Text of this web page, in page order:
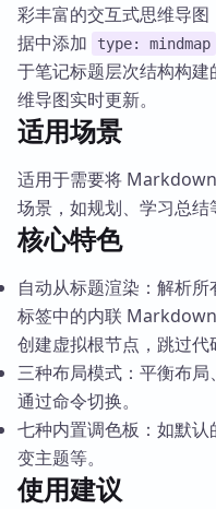
彩丰富的交互式思维导
据中添加
type: mindmap
于笔记标题层次结构构
维导图实时更新。
适用场景
适用于需要将
场景，如规划、学习总结
核心特色
自动从标题渲染：解析
标签中的内联
创建虚拟根节点，跳过代
三种布局模式：平衡布
通过命令切换。
七种内置调色板：如默
变主题等。
使用建议